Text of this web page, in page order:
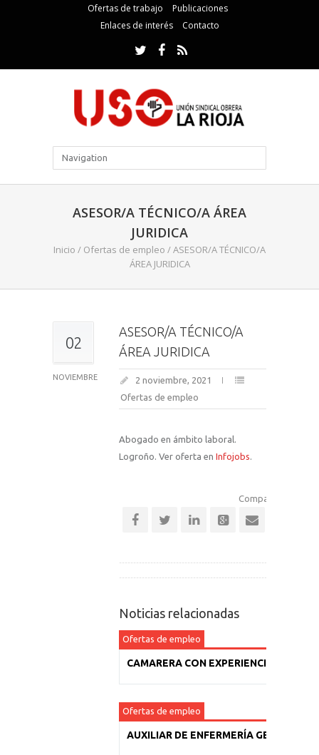
Ofertas de trabajo
Publicaciones
Enlaces de interés
Contacto
ASESOR/A TÉCNICO/A ÁREA
JURIDICA
Inicio / Ofertas de empleo /ASESOR/A TÉCNICO/A
ÁREA JURIDICA
02
NOVIEMBRE
ASESOR/A TÉCNICO/A
ÁREA JURIDICA
2 noviembre, 2021
Ofertas de empleo
Abogado en ámbito laboral.
Logroño. Ver oferta en Infojobs.
Comparte esta
Noticias relacionadas
Ofertas de empleo
CAMARERA CON EXPERIENCIA
Ofertas de empleo
AUXILIAR DE ENFERMERÍA GERIÁTRICA